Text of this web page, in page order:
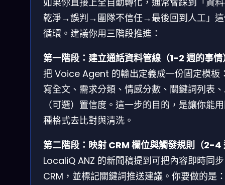
乾淨→誤判→團隊不信任→最後回到人工」
循環。建議你用三階段推進：
第一階段：建立通話資料管線（1-2 週的事情
把 Voice Agent 的輸出定義成一份固定模板
寫全文、需求分類、情感分數、關鍵詞列表
（可選）置信度。這一步的目的，是讓你能
種格式去比對與清洗。
第二階段：映射 CRM 欄位與觸發規則（2-4
LocaliQ ANZ 的新聞稿提到可把內容即時同步
CRM，並標記關鍵詞推送建議。你要做的是